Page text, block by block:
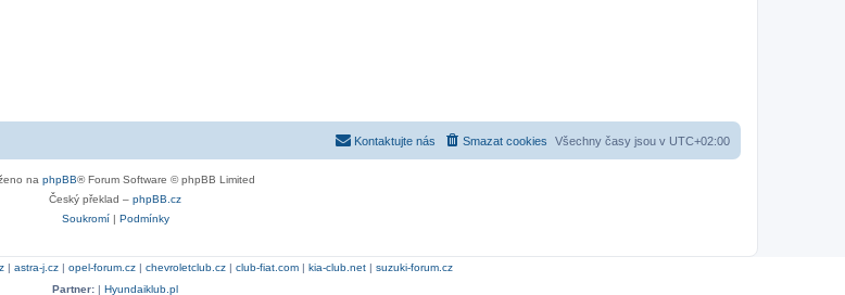
Všechny časy jsou v UTC+02:00
Smazat cookies
Kontaktujte nás
na phpBB® Forum Software © phpBB Limited
Český překlad – phpBB.cz
Soukromí| Podmínky
| astra-j.cz| opel-forum.cz| chevroletclub.cz| club-fiat.com| kia-club.net| suzuki-forum.cz
Partner: | Hyundaiklub.pl